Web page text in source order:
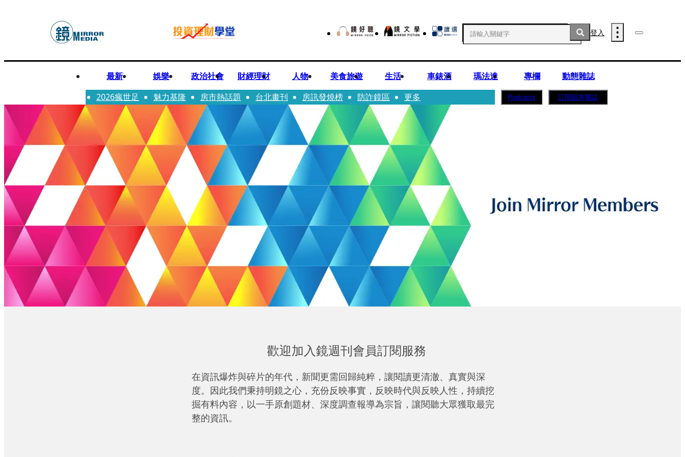
登入
最新 娛樂 政治社會 財經理財 人物 美食旅遊 生活 車錶酒 瑪法達 專欄
動態雜誌
2026瘋世足
魅力基隆 房市熱話題 台北畫刊 房訊發燒榜 防詐鏡區 更多 Podcasts 訂閱紙本雜誌
歡迎加入鏡週刊會員訂閱服務
在資訊爆炸與碎片的年代，新聞更需回歸純粹，讓閱讀更清澈、真實與深
度。因此我們秉持明鏡之心，充份反映事實，反映時代與反映人性，持續挖
掘有料內容，以一手原創題材、深度調查報導為宗旨，讓閱聽大眾獲取最完
整的資訊。